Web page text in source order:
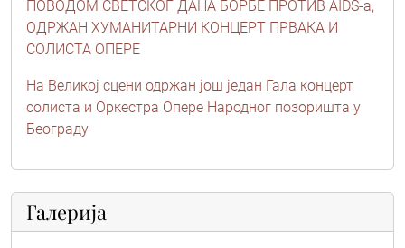
ПОВОДОМ СВЕТСКОГ ДАНА БОРБЕ ПРОТИВ АIDS-a,
ОДРЖАН ХУМАНИТАРНИ КОНЦЕРТ ПРВАКА И
СОЛИСТА ОПЕРЕ
На Великој сцени одржан још један Гала концерт
солиста и Оркестра Опере Народног позоришта у
Београду
Галерија